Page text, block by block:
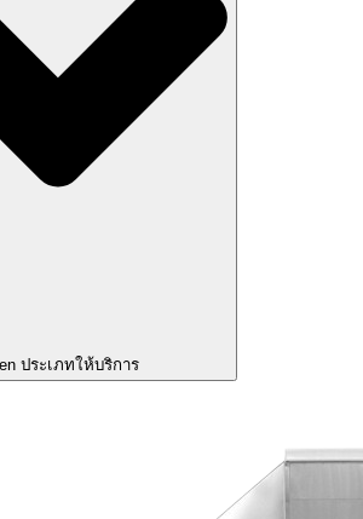
ประเภทให้บริการ